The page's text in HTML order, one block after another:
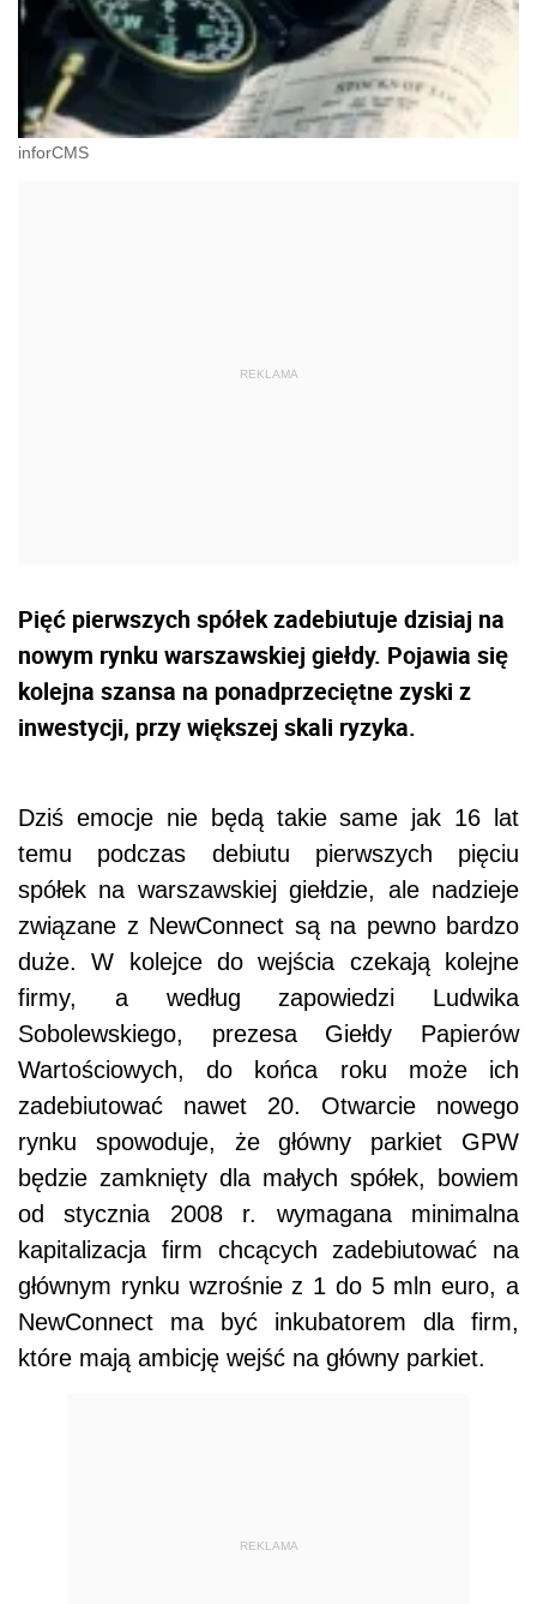
inforCMS
Pięć pierwszych spółek zadebiutuje dzisiaj na
nowym rynku warszawskiej giełdy. Pojawia się
kolejna szansa na ponadprzeciętne zyski z
inwestycji, przy większej skali ryzyka.
Dziś emocje nie będą takie same jak 16 lat
temu podczas debiutu pierwszych pięciu
spółek na warszawskiej giełdzie, ale nadzieje
związane z NewConnect są na pewno bardzo
duże. W kolejce do wejścia czekają kolejne
firmy, a według zapowiedzi Ludwika
Sobolewskiego, prezesa Giełdy Papierów
Wartościowych, do końca roku może ich
zadebiutować nawet 20. Otwarcie nowego
rynku spowoduje, że główny parkiet GPW
będzie zamknięty dla małych spółek, bowiem
od stycznia 2008 r. wymagana minimalna
kapitalizacja firm chcących zadebiutować na
głównym rynku wzrośnie z 1 do 5 mln euro, a
NewConnect ma być inkubatorem dla firm,
które mają ambicję wejść na główny parkiet.
REKLAMA